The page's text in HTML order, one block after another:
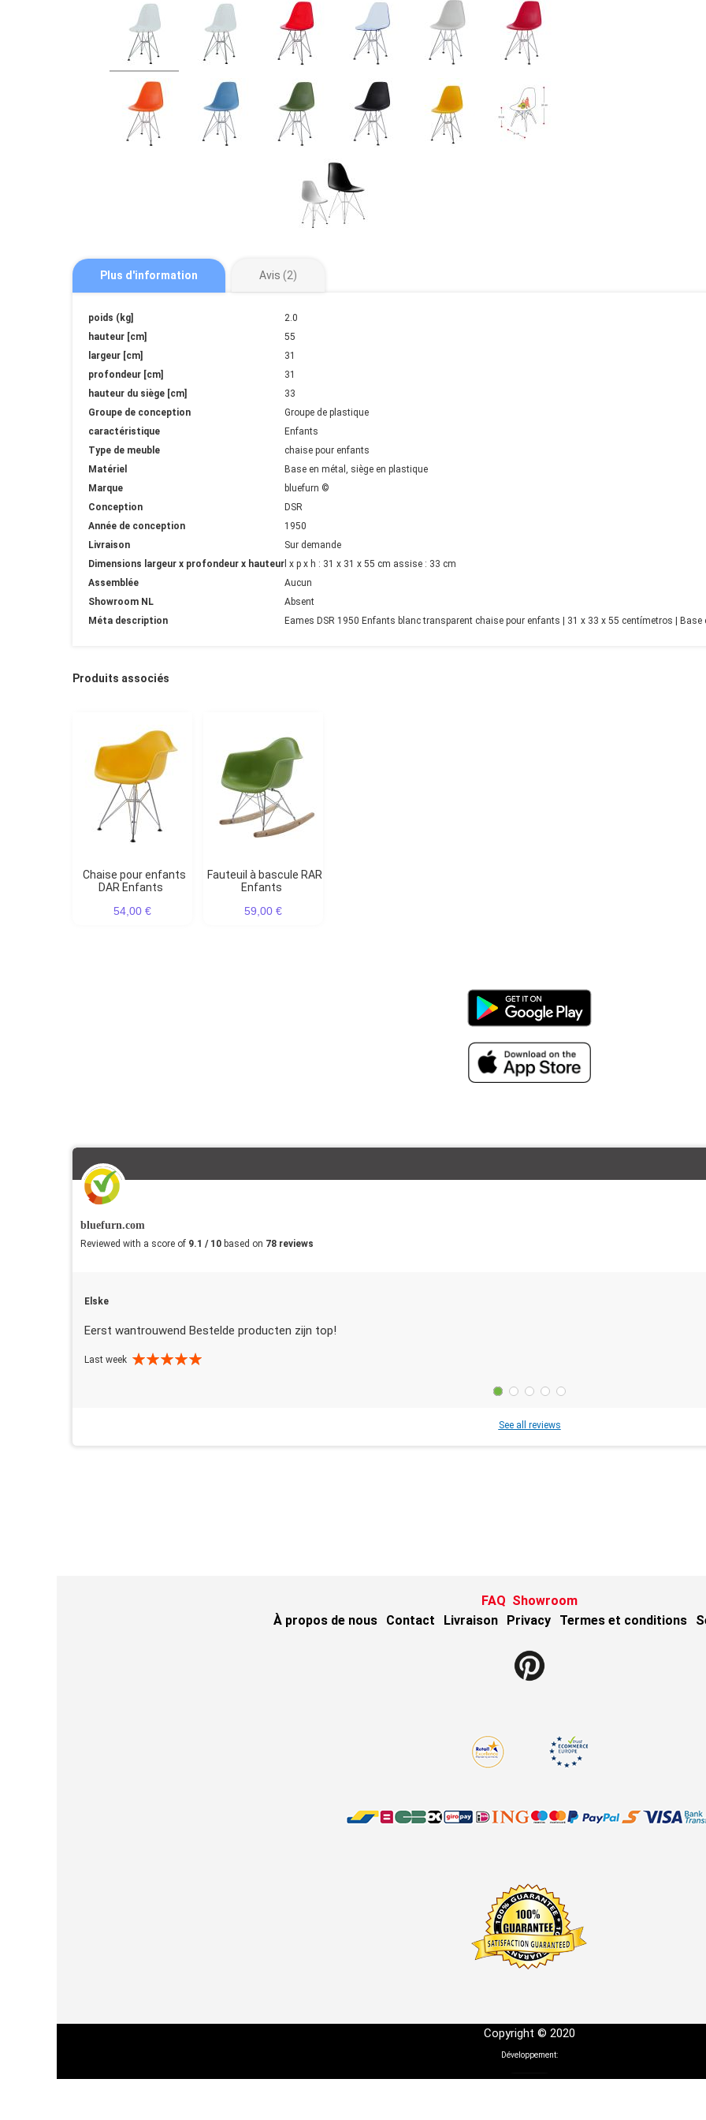
Plus d'information
Plus
d'information
poids (kg]
2.0
hauteur [cm]
55
largeur [cm]
31
profondeur [cm]
31
hauteur du siège [cm]
33
Groupe de conception
Groupe de plastique
caractéristique
Enfants
Type de meuble
chaise pour enfants
Matériel
Base en métal, siège en plastique
Marque
bluefurn ©
Conception
DSR
Année de conception
1950
Livraison
Sur demande
Dimensions largeur x profondeur x hauteur l x p x h : 31 x 31 x 55 cm assise : 33 cm
Assemblée
Aucun
Showroom NL
Absent
Méta description
Eames DSR 1950 Enfants blanc transparent chaise pour enfants | 31 x 33 x 55 centímetros |
Avis 2
Produits associés
Chaise pour enfants
DAR Enfants
54,00 €
Fauteuil à bascule RAR
Enfants
59,00 €
bluefurn.com
Reviewed with a score of 9.1 / 10 based on 78 reviews
Elske
Eerst wantrouwend Bestelde producten zijn top!
Last week
See all reviews
FAQ Showroom
À propos de nous
Contact Livraison Privacy Termes et conditions
Copyright © 2020
Développement: